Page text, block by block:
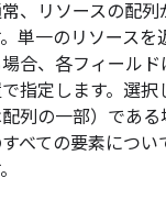
、リソースの配
単一のリソースを
合、各フィール
指定します。選択
列の一部）である
べての要素につい